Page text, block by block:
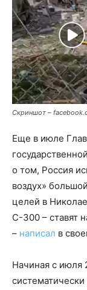
Скриншот –
Еще в июле
о том, Россия
воздух»
целей в
С-300 – ставят
– написал в
Начиная с июля